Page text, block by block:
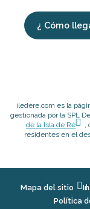
¿ Cómo
iledere.com es la
gestionada por la SPL
de la Isla de Ré
,
residentes en el
Mapa del sitio
Política